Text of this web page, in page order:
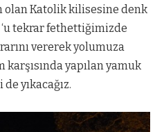
olan Katolik kilisesine denk
tekrar fethettiğimizde
vererek yolumuza
yapılan yamuk
yıkacağız.